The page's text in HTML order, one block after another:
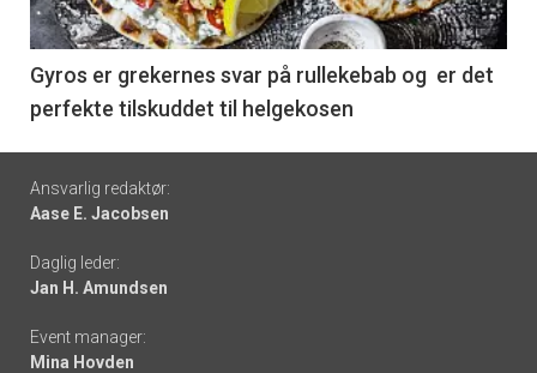
-
6
Gyros er grekernes svar på rullekebab og er det
perfekte tilskuddet til helgekosen
Footer
-
links
Ansvarlig redaktør:
Aase E. Jacobsen
Daglig leder:
Jan H. Amundsen
Event manager:
Mina Hovden